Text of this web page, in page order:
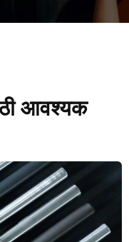
आवश्यक